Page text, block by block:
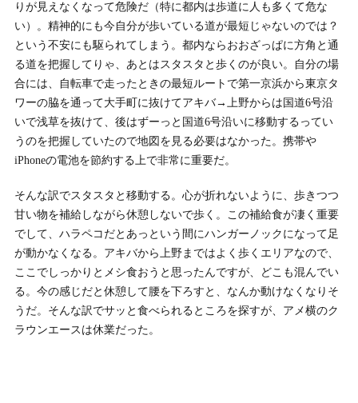
りが見えなくなって危険だ（特に都内は歩道に人も多くて危な
い）。精神的にも今自分が歩いている道が最短じゃないのでは？
という不安にも駆られてしまう。都内ならおおざっぱに方角と通
る道を把握してりゃ、あとはスタスタと歩くのが良い。自分の場
合には、自転車で走ったときの最短ルートで第一京浜から東京タ
ワーの脇を通って大手町に抜けてアキバ→上野からは国道6号沿
いで浅草を抜けて、後はずーっと国道6号沿いに移動するってい
うのを把握していたので地図を見る必要はなかった。携帯や
iPhoneの電池を節約する上で非常に重要だ。
そんな訳でスタスタと移動する。心が折れないように、歩きつつ
甘い物を補給しながら休憩しないで歩く。この補給食が凄く重要
でして、ハラペコだとあっという間にハンガーノックになって足
が動かなくなる。アキバから上野まではよく歩くエリアなので、
ここでしっかりとメシ食おうと思ったんですが、どこも混んでい
る。今の感じだと休憩して腰を下ろすと、なんか動けなくなりそ
うだ。そんな訳でサッと食べられるところを探すが、アメ横のク
ラウンエースは休業だった。